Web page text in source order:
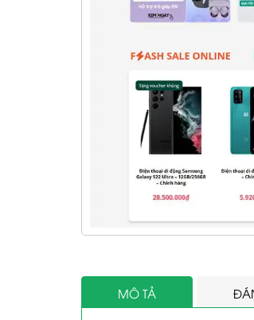
MÔ TẢ